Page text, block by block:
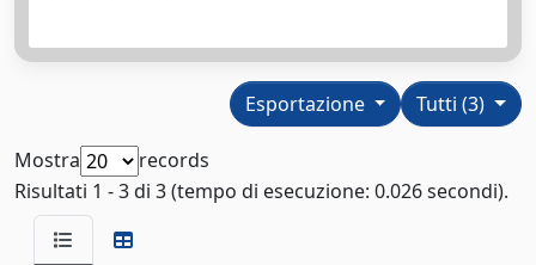
Tutti (3)
Esportazione
Mostra
records
Risultati 1 - 3 di 3 (tempo di esecuzione: 0.026 secondi).